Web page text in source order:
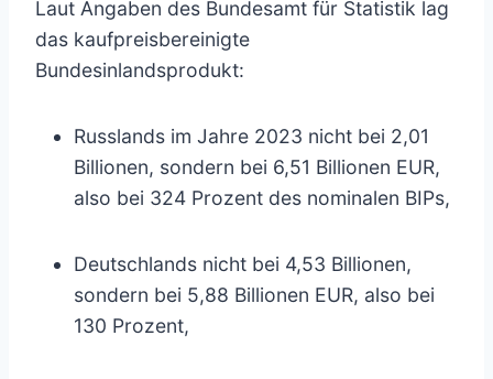
Laut Angaben des Bundesamt für Statistik lag
das kaufpreisbereinigte
Bundesinlandsprodukt:
Russlands im Jahre 2023 nicht bei 2,01
Billionen, sondern bei 6,51 Billionen EUR,
also bei 324 Prozent des nominalen BIPs,
Deutschlands nicht bei 4,53 Billionen,
sondern bei 5,88 Billionen EUR, also bei
130 Prozent,